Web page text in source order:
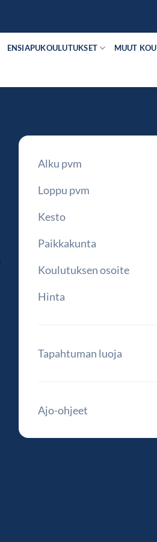
ENSIAPUKOULUTUKSET MUUT
Alku pvm
Loppu pvm
Kesto
Paikkakunta
Koulutuksen osoite
Hinta
Tapahtuman luoja
Ajo-ohjeet